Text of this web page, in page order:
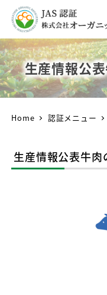
生産情報公
Home 認証メニュー
生産情報公表牛肉